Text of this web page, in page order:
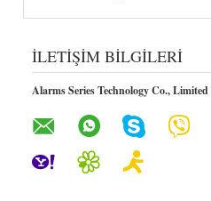
İLETIŞIM BILGILERI
Alarms Series Technology Co., Limited